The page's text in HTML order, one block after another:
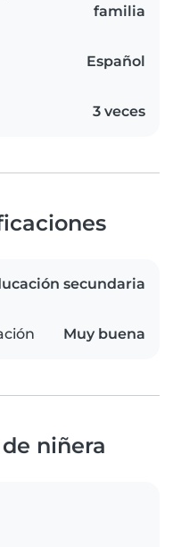
familia
Español
3 veces
secundaria
Muy buena
niñera